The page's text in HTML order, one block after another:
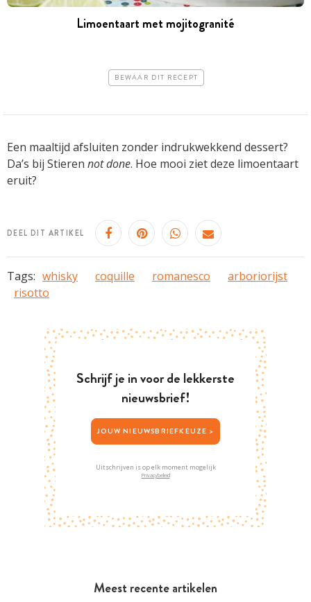
Meest recente artikelen
Limoentaart met mojitogranité
BEWAAR DIT RECEPT
Een maaltijd afsluiten zonder indrukwekkend dessert?
Da’s bij Stieren not done. Hoe mooi ziet deze limoentaart
eruit?
DEEL DIT ARTIKEL
Tags: whisky coquille romanesco
arboriorijst
risotto
Schrijf je in voor de lekkerste
nieuwsbrief!
JOUW NIEUWSBRIEFKEUZE >
Uitschrijven is op elk moment mogelijk
Privacybeleid